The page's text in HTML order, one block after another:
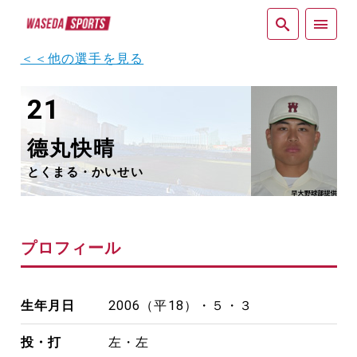
＜＜他の選手を見る
21
德丸快晴
とくまる・かいせい
プロフィール
生年月日 2006（平18）・５・３
投・打 左・左